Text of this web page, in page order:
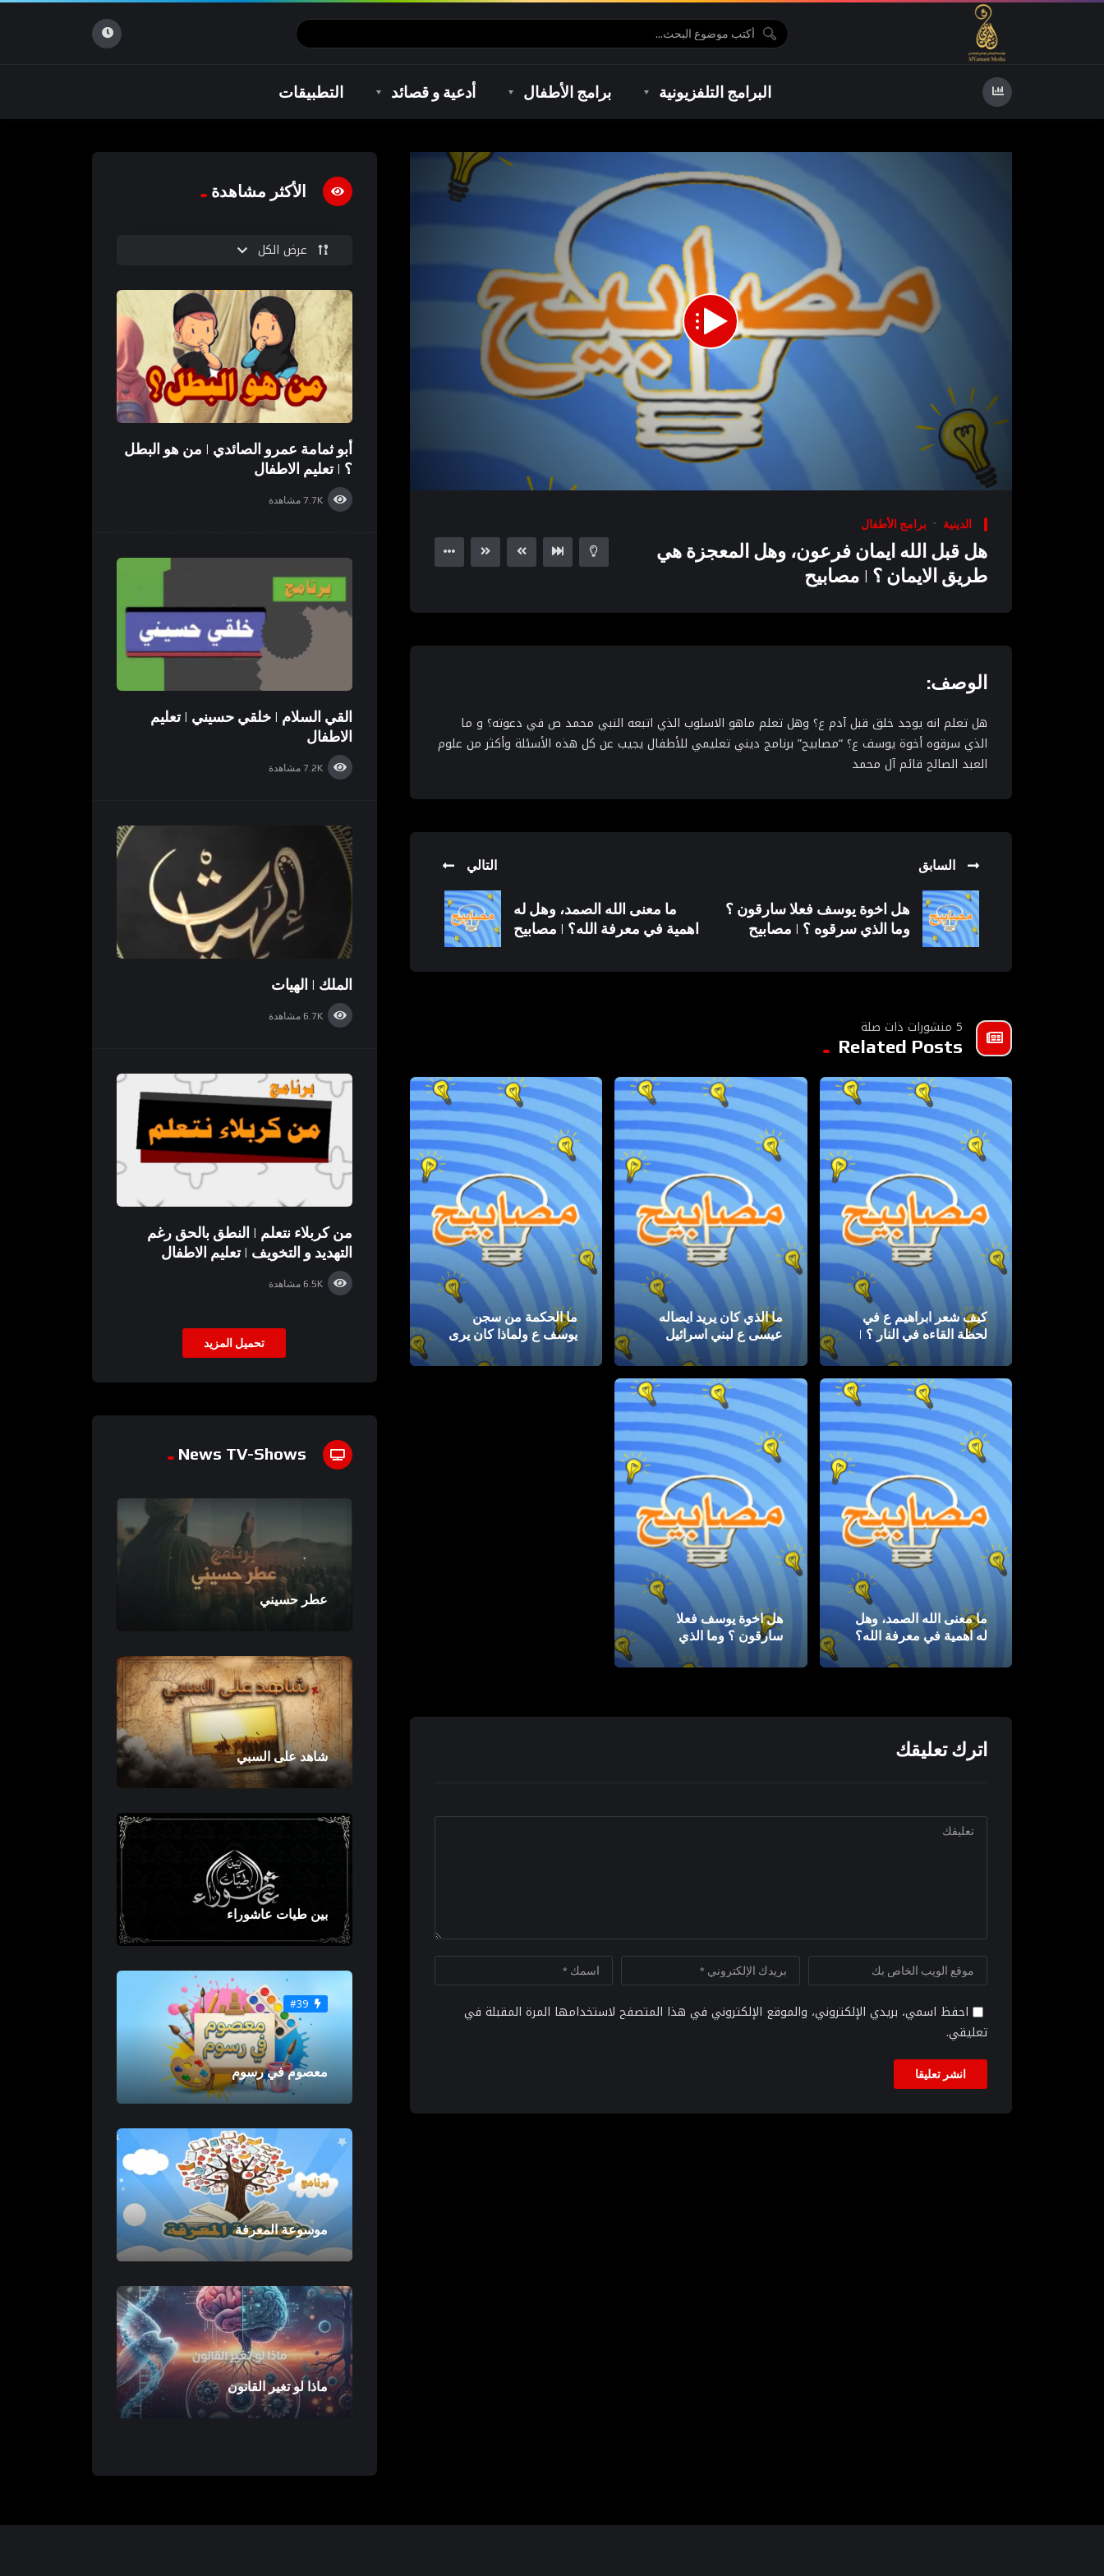
البرامج التلفزيونية برامج الأطفال أدعية و قصائد التطبيقات
Player
00:00
الدينية برامج الأطفال
هل قبل الله ايمان فرعون، وهل المعجزة هي
طريق الايمان ؟ | مصابيح
الوصف:
هل تعلم انه يوجد خلق قبل آدم ع؟ وهل تعلم ماهو الاسلوب الذي اتبعه النبي محمد ص في دعوته؟ و ما
الذي سرقوه أخوة يوسف ع؟ “مصابيح” برنامج ديني تعليمي للأطفال يجيب عن كل هذه الأسئلة وأكثر من علوم
العبد الصالح قائم آل محمد
السابق
هل اخوة يوسف فعلا سارقون ؟
وما الذي سرقوه ؟ | مصابيح
التالي
ما معنى الله الصمد، وهل له
اهمية في معرفة الله؟ | مصابيح
5 منشورات ذات صلة
Related Posts
كيف شعر ابراهيم ع في
لحظة القاءه في النار ؟ |
ما الذي كان يريد ايصاله
عيسى ع لبني اسرائيل
بزهده ؟ | مصابيح
ما الحكمة من سجن
يوسف ع ولماذا كان يرى
السجن احب اليه ؟ |
مصابيح
ما معنى الله الصمد، وهل
له اهمية في معرفة الله؟
هل اخوة يوسف فعلا
سارقون ؟ وما الذي
سرقوه ؟ | مصابيح
اترك تعليقك
احفظ اسمي، بريدي الإلكتروني، والموقع الإلكتروني في هذا المتصفح لاستخدامها المرة المقبلة في
تعليقي.
الأكثر مشاهدة
عرض الكل
أبو ثمامة عمرو الصائدي | من هو البطل
؟ | تعليم الاطفال
7.7K مشاهدة
القي السلام | خلقي حسيني | تعليم
الاطفال
7.2K مشاهدة
الملك | الهيات
6.7K مشاهدة
من كربلاء نتعلم | النطق بالحق رغم
التهديد و التخويف | تعليم الاطفال
6.5K مشاهدة
تحميل المزيد
News TV-Shows
عطر حسيني
شاهد على السبي
بين طيات عاشوراء
#39
معصوم في رسوم
موسوعة المعرفة
ماذا لو تغير القانون